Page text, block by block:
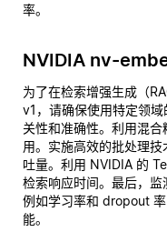
率。
NVIDIA nv-
为了在检索增强生成（
v1，请确保使用特定领
关性和准确性。利用混
用。实施高效的批处理
吐量。利用 NVIDIA 的
检索响应时间。最后，监
例如学习率和 dropout
能。